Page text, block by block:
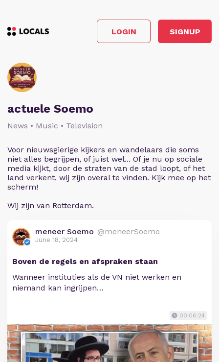
LOGIN SIGNUP
actuele Soemo
News • Music • Television
Voor nieuwsgierige kijkers en wandelaars die soms
niet alles begrijpen, of juist wel... Of je nu op sociale
media kijkt, door de straten van de stad loopt, of het
land verkent, wij zijn overal te vinden. Kijk mee op het
scherm!
Wij zijn van Rotterdam.
meneer Soemo @meneerSoemo
June 18, 2024
Boven de regels en afspraken staan
Wanneer instituties als de VN niet werken en
niemand kan ingrijpen…
00:06:24